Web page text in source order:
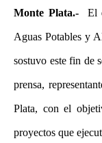
Monte Plata.- El
Aguas Potables y
sostuvo este fin de
prensa,
Plata, con el
proyectos que